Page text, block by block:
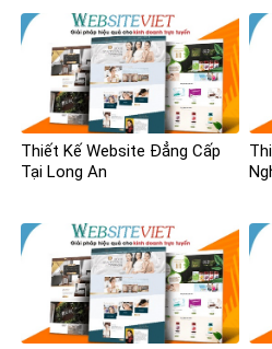
Thiết Kế Website Đẳng Cấp
Tại Long An